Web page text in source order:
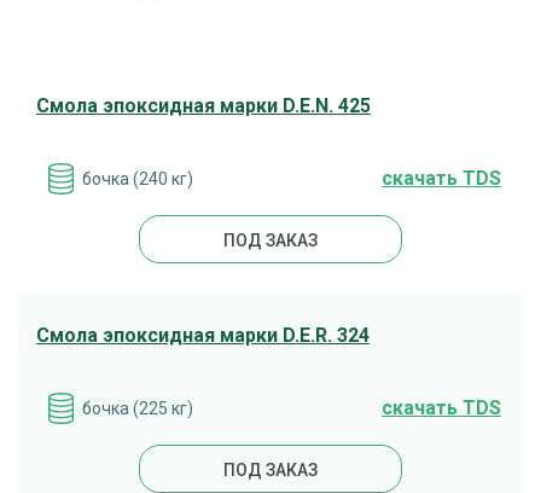
Смола эпоксидная марки D.E.N. 425
бочка (240 кг) cкачать TDS
ПОД ЗАКАЗ
Смола эпоксидная марки D.E.R. 324
бочка (225 кг) cкачать TDS
ПОД ЗАКАЗ